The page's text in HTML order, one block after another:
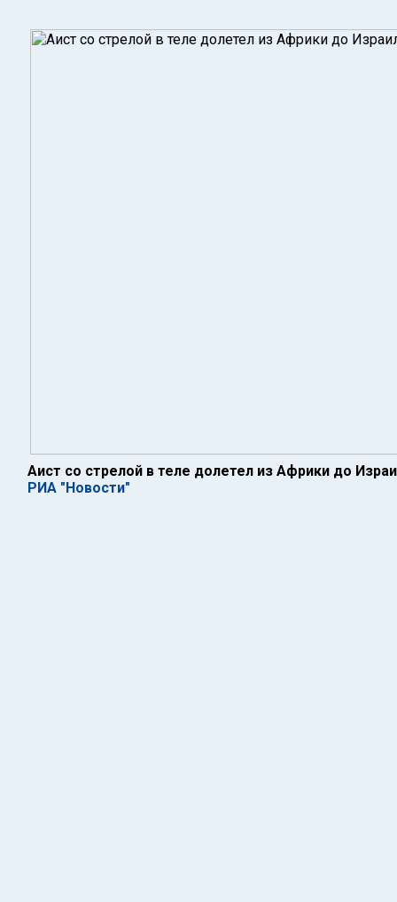
Аист со стрелой в теле долетел из Африки до
РИА "Новости"